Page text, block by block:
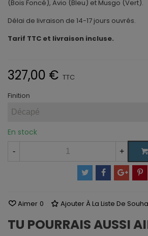
(Bois Foncé), Avio (Bleu) et Musgo (Vert).
Délai de livraison de 14-17 jours ouvrés.
Tarif TTC et livraison incluse.
327,00 € TTC
Finition
En stock
- +
Aimer 0 Ajouter À La Liste De
TU POURRAIS AUSSI